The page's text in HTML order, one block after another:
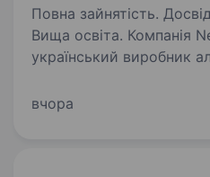
Повна зайнятість.
Вища освіта. Компанія Nemiroff — відомий
український виробник
якого експортується у
вчора